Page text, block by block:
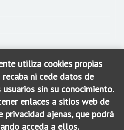
utiliza cookies propias
ni cede datos de
sin su conocimiento.
enlaces a sitios web de
ajenas, que podrá
acceda a ellos.